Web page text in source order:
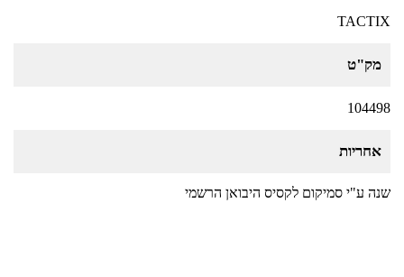
TACTIX
מק"ט
104498
אחריות
שנה ע"י סמיקום לקסיס היבואן הרשמי